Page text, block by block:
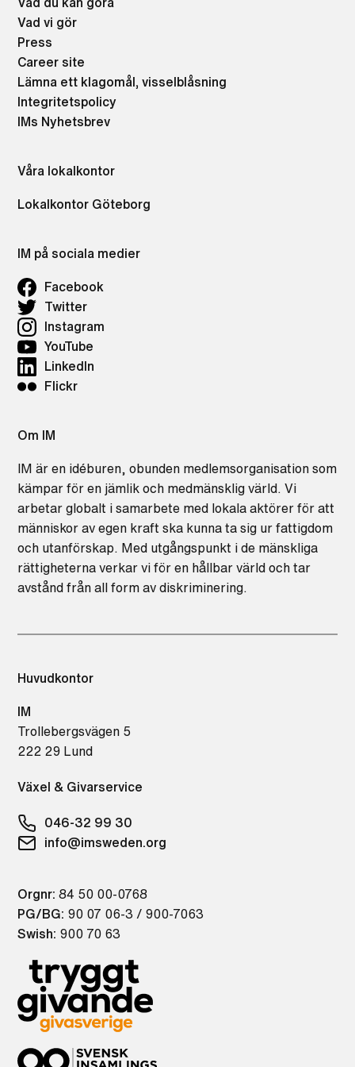
Vad vi gör
Press
Career site
Lämna ett klagomål, visselblåsning
Integritetspolicy
IMs Nyhetsbrev
Våra lokalkontor
Lokalkontor Göteborg
IM på sociala medier
Facebook
Twitter
Instagram
YouTube
LinkedIn
Flickr
Om IM
IM är en idéburen, obunden medlemsorganisation som
kämpar för en jämlik och medmänsklig värld. Vi
arbetar globalt i samarbete med lokala aktörer för att
människor av egen kraft ska kunna ta sig ur fattigdom
och utanförskap. Med utgångspunkt i de mänskliga
rättigheterna verkar vi för en hållbar värld och tar
avstånd från all form av diskriminering.
Huvudkontor
IM
Trollebergsvägen 5
222 29 Lund
Växel & Givarservice
046-32 99 30
info@imsweden.org
Orgnr: 84 50 00-0768
PG/BG: 90 07 06-3 / 900-7063
Swish: 900 70 63